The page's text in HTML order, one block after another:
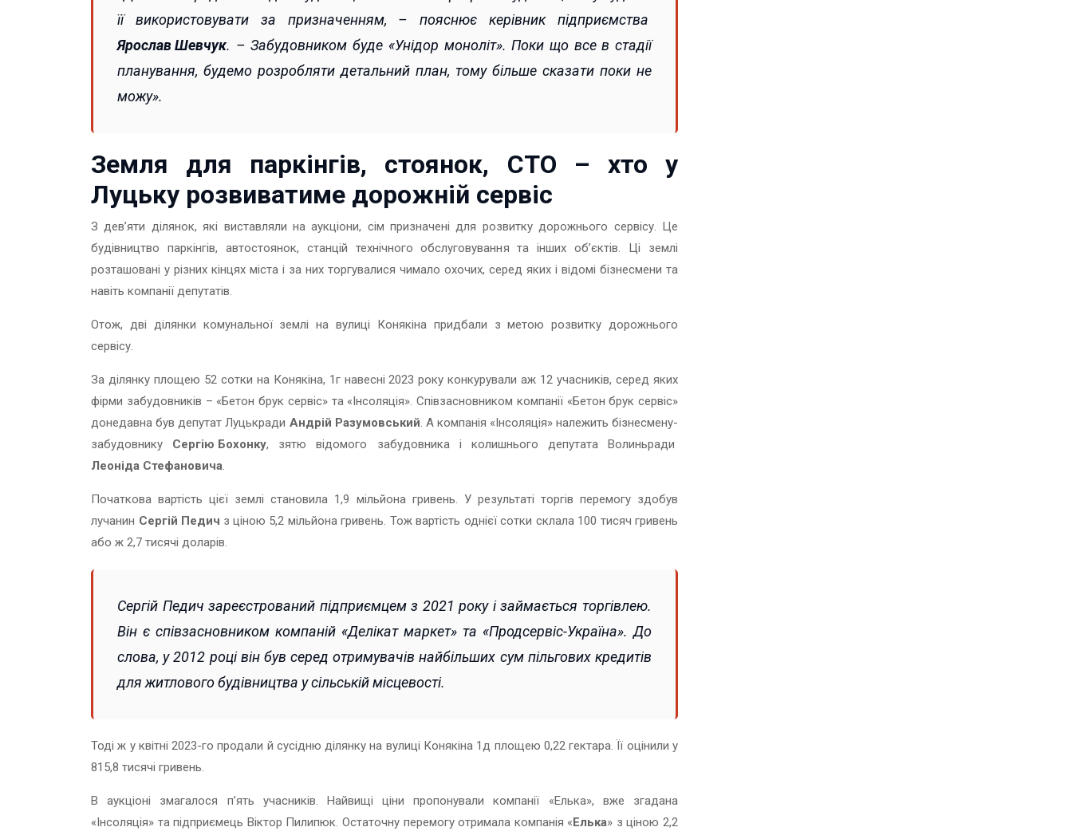
її використовувати за призначенням, –пояснює
керівник підприємства
Ярослав Шевчук. – Забудовником буде «Унідор моноліт». Поки що все в стадії
планування, будемо розробляти детальний план, тому більше сказати поки не
можу».
Земля для паркінгів, стоянок, СТО – хто у
Луцьку розвиватиме дорожній сервіс
З дев’яти ділянок, які виставляли на аукціони, сім призначені для розвитку дорожнього сервісу. Це
будівництво паркінгів, автостоянок, станцій технічного обслуговування та інших об’єктів. Ці землі
розташовані у різних кінцях міста і за них торгувалися чимало охочих, серед яких і відомі бізнесмени та
навіть компанії депутатів.
Отож, дві ділянки комунальної землі на вулиці Конякіна придбали з метою розвитку дорожнього
сервісу.
За ділянку площею 52 сотки на Конякіна, 1г навесні 2023 року конкурували аж 12 учасників, серед яких
фірми забудовників – «Бетон брук сервіс» та «Інсоляція». Співзасновником компанії «Бетон брук сервіс»
донедавна був депутат Луцькради Андрій Разумовський. А компанія «Інсоляція» належить бізнесмену-
забудовнику Сергію Бохонку, зятю відомого забудовника і колишнього депутата Волиньради
Леоніда Стефановича.
Початкова вартість цієї землі становила 1,9 мільйона гривень. У результаті торгів перемогу здобув
лучанин Сергій Педич з ціною 5,2 мільйона гривень. Тож вартість однієї сотки склала 100 тисяч гривень
або ж 2,7 тисячі доларів.
Сергій Педич зареєстрований підприємцем з 2021 року і займається торгівлею.
Він є співзасновником компаній «Делікат маркет» та «Продсервіс-Україна». До
слова, у 2012 році він був серед отримувачів найбільших сум пільгових кредитів
для житлового будівництва у сільській місцевості.
Тоді ж у квітні 2023-го продали й сусідню ділянку на вулиці Конякіна 1д площею 0,22 гектара. Її оцінили у
815,8 тисячі гривень.
В аукціоні змагалося п’ять учасників. Найвищі ціни пропонували компанії «Елька», вже згадана
«Інсоляція» та підприємець Віктор Пилипюк. Остаточну перемогу отримала компанія «Елька» з ціною 2,2